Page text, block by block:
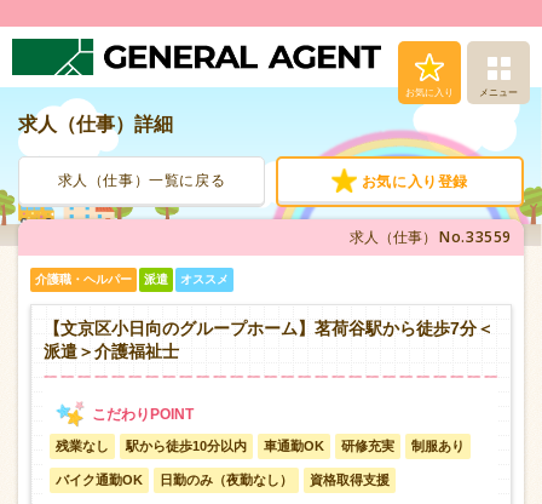
お気に入り メニュー
人材派遣サービス
転職支援サービス
登録から就業まで
お問い合わせ
求人（仕事）詳細
求人（仕事）一覧に戻る お気に入り登録
求人（仕事） No.33559
介護職・ヘルパー 派遣 オススメ
【文京区小日向のグループホーム】茗荷谷駅から徒歩7分＜
派遣＞介護福祉士
残業なし 駅から徒歩10分以内 車通勤OK 研修充実 制服あり
バイク通勤OK 日勤のみ（夜勤なし） 資格取得支援